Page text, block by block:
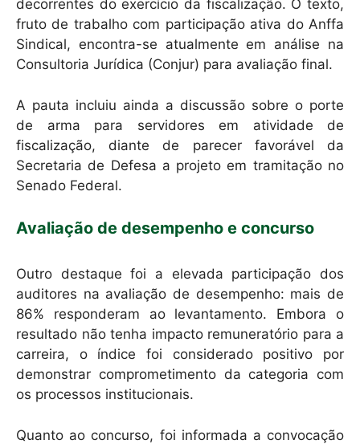
decorrentes do exercício da fiscalização. O texto,
fruto de trabalho com participação ativa do Anffa
Sindical, encontra-se atualmente em análise na
Consultoria Jurídica (Conjur) para avaliação final.
A pauta incluiu ainda a discussão sobre o porte
de arma para servidores em atividade de
fiscalização, diante de parecer favorável da
Secretaria de Defesa a projeto em tramitação no
Senado Federal.
Avaliação de desempenho e concurso
Outro destaque foi a elevada participação dos
auditores na avaliação de desempenho: mais de
86% responderam ao levantamento. Embora o
resultado não tenha impacto remuneratório para a
carreira, o índice foi considerado positivo por
demonstrar comprometimento da categoria com
os processos institucionais.
Quanto ao concurso, foi informada a convocação